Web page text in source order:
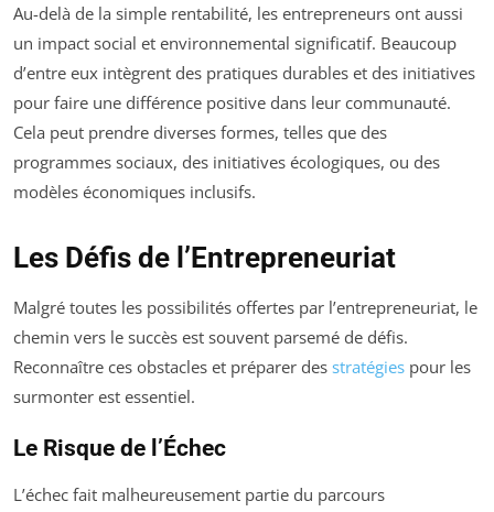
Au-delà de la simple rentabilité, les entrepreneurs ont aussi
un impact social et environnemental significatif. Beaucoup
d’entre eux intègrent des pratiques durables et des initiatives
pour faire une différence positive dans leur communauté.
Cela peut prendre diverses formes, telles que des
programmes sociaux, des initiatives écologiques, ou des
modèles économiques inclusifs.
Les Défis de l’Entrepreneuriat
Malgré toutes les possibilités offertes par l’entrepreneuriat, le
chemin vers le succès est souvent parsemé de défis.
Reconnaître ces obstacles et préparer des stratégies pour les
surmonter est essentiel.
Le Risque de l’Échec
L’échec fait malheureusement partie du parcours